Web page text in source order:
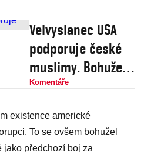
Velvyslanec USA
podporuje české
muslimy. Bohužel
zrovna ty
Komentáře
existence americké
To se ovšem bohužel
jako předchozí boj za